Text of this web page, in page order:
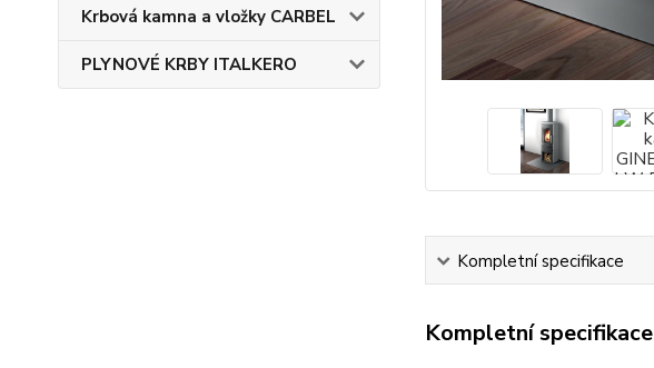
Krbová kamna a vložky CARBEL
PLYNOVÉ KRBY ITALKERO
Kompletní specifikace
Kompletní specifikace